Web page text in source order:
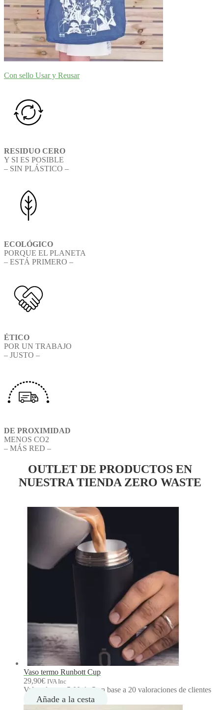
Con sello Usar y Reusar
RESIDUO CERO
Y SI ES POSIBLE
– SIN PLÁSTICO –
ECOLÓGICO
PORQUE EL PLANETA
– ESTÁ PRIMERO –
ÉTICO
POR UN TRABAJO
– JUSTO –
DE PROXIMIDAD
MENOS CO2
– MÁS RED –
OUTLET DE PRODUCTOS EN
NUESTRA TIENDA ZERO WASTE
Vaso termo Runbott Cup
29,90€ IVA Inc
Valorado con 5.00 de 5 en base a 20 valoraciones de clientes
Añade a la cesta